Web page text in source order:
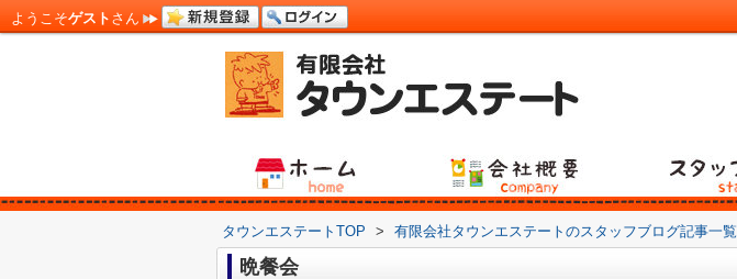
ようこそゲスト さん
タウンエステートTOP > 有限会社タウンエステートのスタッフブログ記事一覧
晩餐会